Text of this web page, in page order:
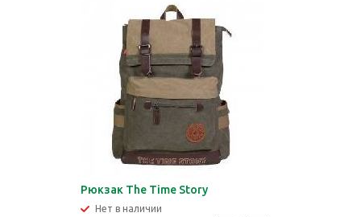
Рюкзак The Time Story
Нет в наличии